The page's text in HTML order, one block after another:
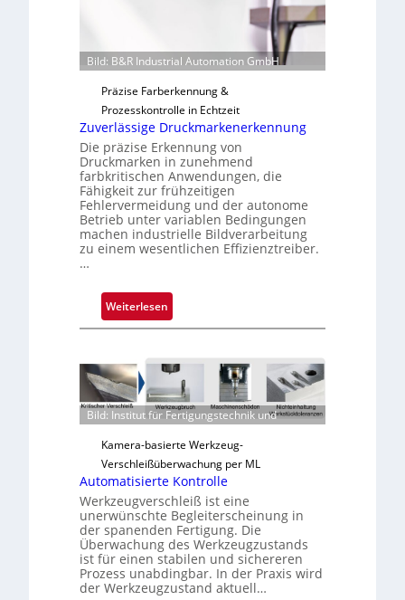
g
u
s
Bild: B&R Industrial Automation GmbH
Präzise Farberkennung &
Prozesskontrolle in Echtzeit
Zuverlässige Druckmarkenerkennung
Die präzise Erkennung von
Druckmarken in zunehmend
farbkritischen Anwendungen, die
Fähigkeit zur frühzeitigen
Fehlervermeidung und der autonome
Betrieb unter variablen Bedingungen
machen industrielle Bildverarbeitung
zu einem wesentlichen Effizienztreiber.
…
Weiterlesen
Z
v
r
l
s
i
g
e
D
r
u
Bild: Institut für Fertigungstechnik und
Kamera-basierte Werkzeug-
Verschleißüberwachung per ML
Automatisierte Kontrolle
Werkzeugverschleiß ist eine
unerwünschte Begleiterscheinung in
der spanenden Fertigung. Die
Überwachung des Werkzeugzustands
ist für einen stabilen und sichereren
Prozess unabdingbar. In der Praxis wird
der Werkzeugzustand aktuell…